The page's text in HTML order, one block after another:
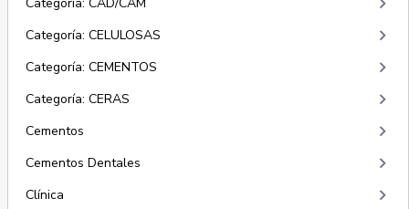
Categoría: CELULOSAS keyboard_arrow_right
Categoría: CEMENTOS keyboard_arrow_right
Categoría: CERAS keyboard_arrow_right
Cementos keyboard_arrow_right
Cementos Dentales keyboard_arrow_right
Clínica keyboard_arrow_right